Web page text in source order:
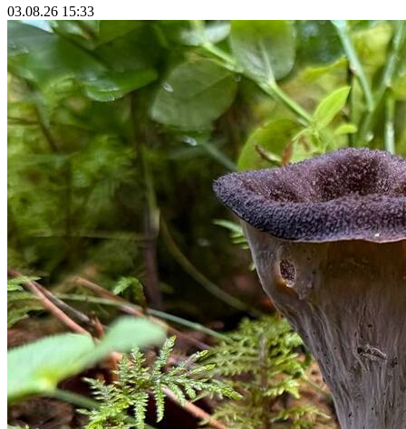
03.08.26 15:33